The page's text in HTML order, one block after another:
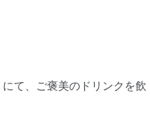
て、ご褒美のドリンクを飲